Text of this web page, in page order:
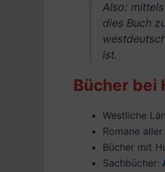
Also:
dies Buch
ist.
Bücher bei
Westliche
Romane
Bücher mit
Sachbücher: